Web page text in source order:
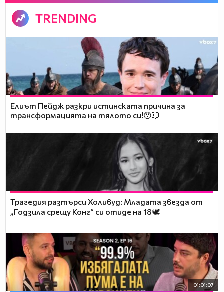
TRENDING
Елиът Пейдж разкри истинската причина за
трансформацията на тялото си!😯💥
Трагедия разтърси Холивуд: Младата звезда от
„Годзила срещу Конг“ си отиде на 18🕊️
01:01:07